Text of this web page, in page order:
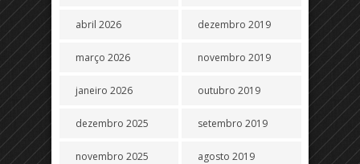
abril 2026
março 2026
janeiro 2026
dezembro 2025
novembro 2025
dezembro 2019
novembro 2019
outubro 2019
setembro 2019
agosto 2019